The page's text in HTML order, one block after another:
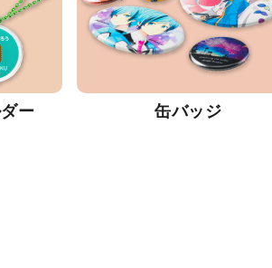
ー 缶バッジ